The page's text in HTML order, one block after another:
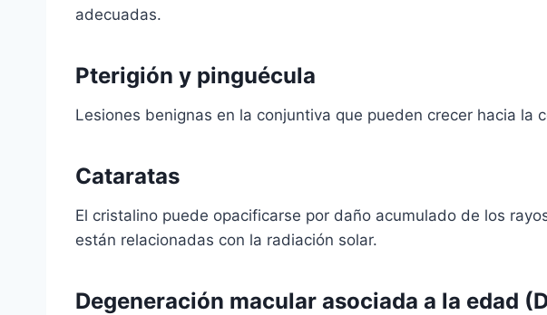
adecuadas.
Pterigión y pinguécula
Lesiones benignas en la conjuntiva que pueden crecer hacia
Cataratas
El cristalino puede opacificarse por daño acumulado de los
están relacionadas con la radiación solar.
Degeneración macular asociada a la edad